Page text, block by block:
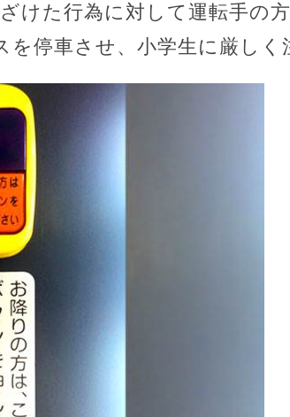
けた行為に対して運転手の
停車させ、小学生に厳しく